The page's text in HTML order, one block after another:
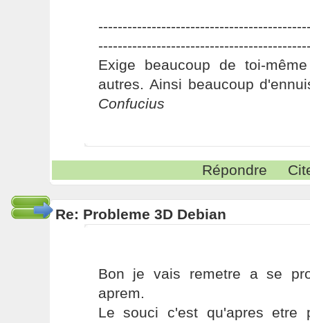
Exige beaucoup de toi-
autres. Ainsi beaucoup
Confucius
Répondre
Re: Probleme 3D Debian
Bon je vais remetre a se
aprem.
Le souci c'est qu'apres etre